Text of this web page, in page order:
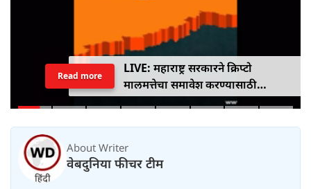
LIVE: महाराष्ट्र सरकारने क्रिप्टो
मालमत्तेचा समावेश करण्यासाठी
एमपीआयडी कायद्यात दुरुस्ती केली
Read more
About Writer
वेबदुनिया फीचर टीम